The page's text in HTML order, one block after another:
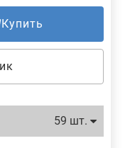
Купить
59 шт.